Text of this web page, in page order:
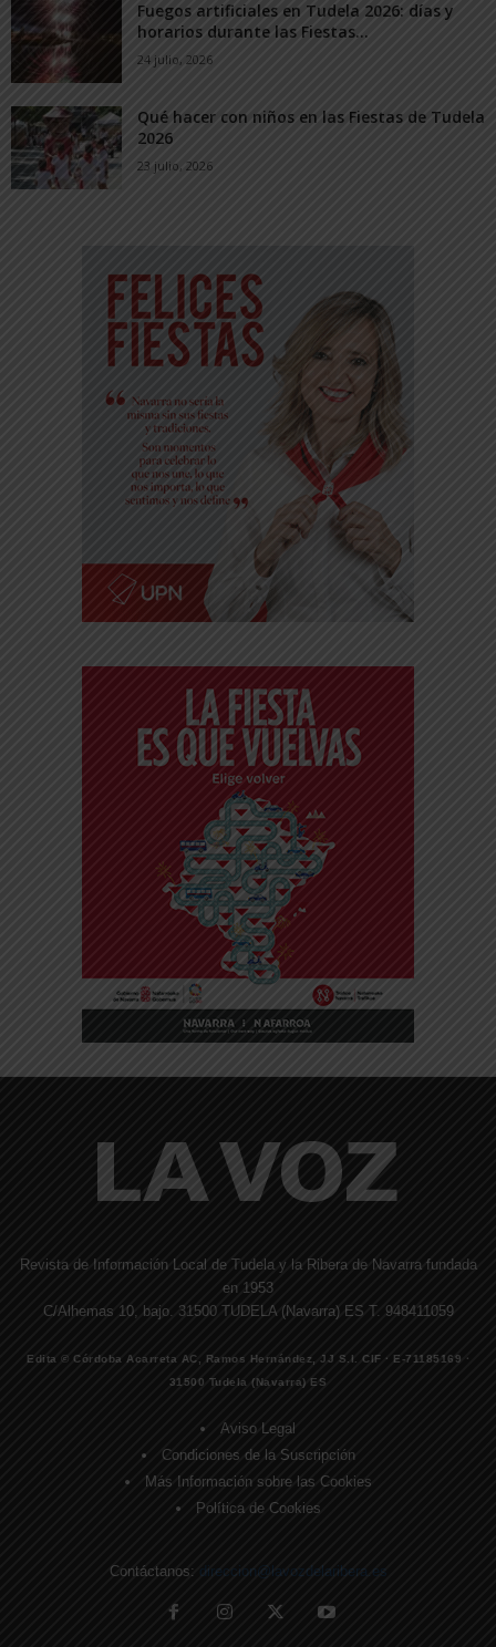
Fuegos artificiales en Tudela 2026: días y
horarios durante las Fiestas...
24 julio, 2026
Qué hacer con niños en las Fiestas de Tudela
2026
23 julio, 2026
Revista de Información Local de Tudela y la Ribera de Navarra fundada
en 1953
C/Alhemas 10, bajo. 31500 TUDELA (Navarra) ES T. 948411059
Edita © Córdoba Acarreta AC, Ramos Hernández, JJ S.I. CIF · E-71185169 ·
31500 Tudela (Navarra) ES
Aviso Legal
Condiciones de la Suscripción
Más Información sobre las Cookies
Política de Cookies
Contáctanos: direccion@lavozdelaribera.es